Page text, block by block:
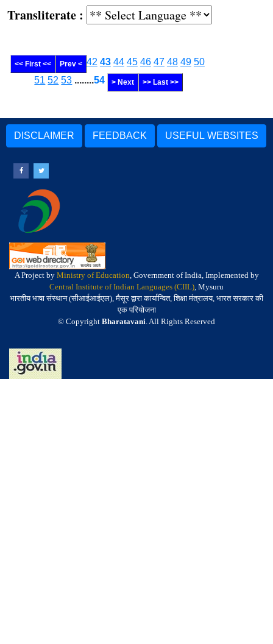
:
<< First << Prev < 42 43 44 45 46 47 48 49 50
51 52 53 ........54 > Next >> Last >>
DISCLAIMER FEEDBACK USEFUL WEBSITES
A Project by Ministry of Education, Government of India, Implemented by
Central Institute of Indian Languages (CIIL), Mysuru
भारतीय भाषा संस्थान (सीआईआईएल), मैसूर द्वारा कार्यान्वित, शिक्षा मंत्रालय, भारत सरकार की
एक परियोजना
© Copyright Bharatavani. All Rights Reserved